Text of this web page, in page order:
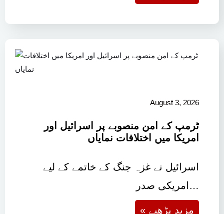
August 3, 2026
ٹرمپ کے امن منصوبے پر اسرائیل اور
امریکا میں اختلافات نمایاں
اسرائیل نے غزہ جنگ کے خاتمے کے لیے
امریکی صدر…
« مزید پڑھیے